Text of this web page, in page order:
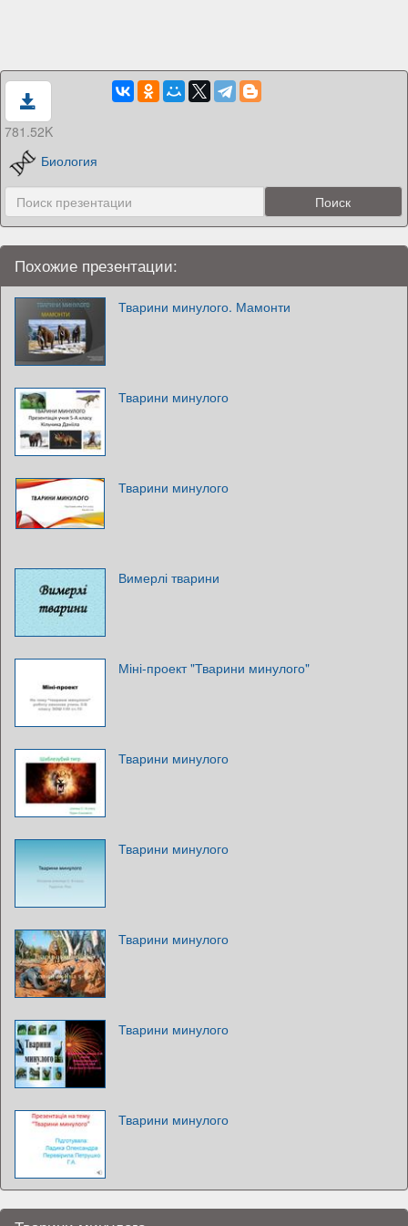
781.52K
Биология
Похожие презентации:
Тварини минулого. Мамонти
Тварини минулого
Тварини минулого
Вимерлі тварини
Міні-проект "Тварини минулого"
Тварини минулого
Тварини минулого
Тварини минулого
Тварини минулого
Тварини минулого